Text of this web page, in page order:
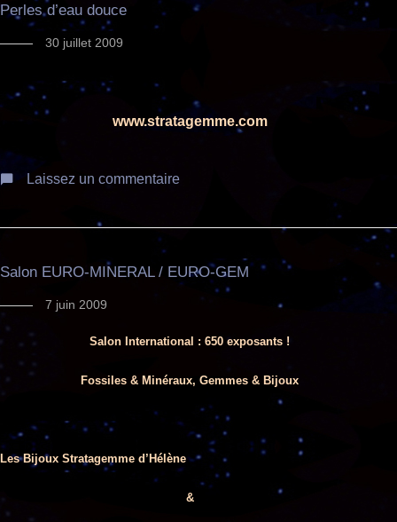
Perles d’eau douce
30 juillet 2009
www.stratagemme.com
Laissez un commentaire
Salon EURO-MINERAL / EURO-GEM
7 juin 2009
Salon International : 650 exposants !
Fossiles & Minéraux, Gemmes & Bijoux
Les Bijoux Stratagemme d’Hélène
&